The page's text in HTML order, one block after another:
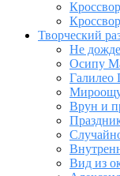
Творческий
Не
Осипу
Галилео
Врун и
Вид из